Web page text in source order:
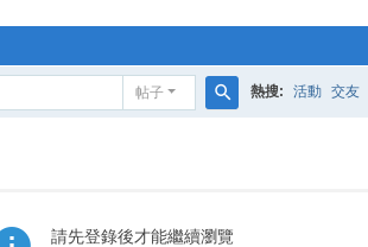
帖子 熱搜: 活動 交友
請先登錄後才能繼續瀏覽